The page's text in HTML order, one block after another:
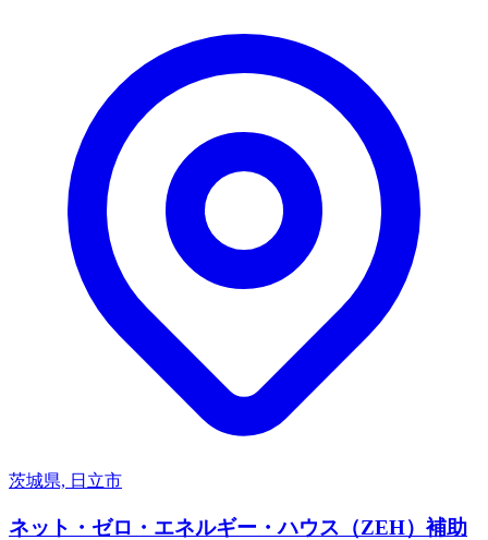
茨城県, 日立市
ネット・ゼロ・エネルギー・ハウス（ZEH）補助